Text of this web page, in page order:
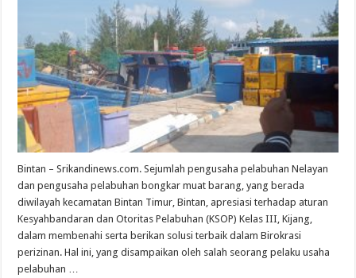
Bintan – Srikandinews.com. Sejumlah pengusaha pelabuhan Nelayan
dan pengusaha pelabuhan bongkar muat barang, yang berada
diwilayah kecamatan Bintan Timur, Bintan, apresiasi terhadap aturan
Kesyahbandaran dan Otoritas Pelabuhan (KSOP) Kelas III, Kijang,
dalam membenahi serta berikan solusi terbaik dalam Birokrasi
perizinan. Hal ini, yang disampaikan oleh salah seorang pelaku usaha
pelabuhan …